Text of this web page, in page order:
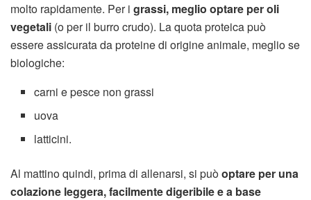
molto rapidamente. Per i grassi, meglio optare per oli
vegetali (o per il burro crudo). La quota proteica può
essere assicurata da proteine di origine animale, meglio se
biologiche:
carni e pesce non grassi
uova
latticini.
Al mattino quindi, prima di allenarsi, si puòoptare per una
colazione leggera, facilmente digeribile e a base